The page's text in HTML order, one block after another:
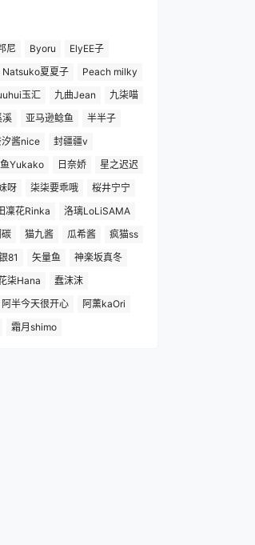
尼 Byoru
ElyEE子
Natsuko夏夏子
Peach milky
玉汇 九曲Jean
九柒喵
溪 亚马逊鲶鱼
半半子
汐酱nice
封疆疆v
Yukako 日奈娇
星之迟迟
呀
柒柒要乖哦
桜井宁宁
凜花Rinka
洛璃LoLiSAMA
猫九酱 瓜希酱
疯猫ss
81 矢量鱼
神楽坂真冬
柒Hana
蠢沫沫
阿半今天很开心
阿薰kaOri
霜月shimo